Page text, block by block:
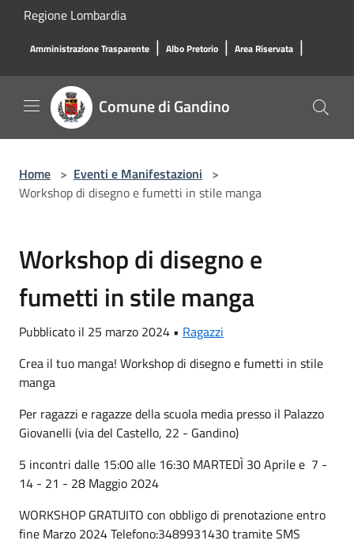
Salta al contenuto principale
Regione Lombardia
Amministrazione Trasparente | Albo Pretorio | Area Riservata |
Comune di Gandino
Home > Eventi e Manifestazioni >
Workshop di disegno e fumetti in stile manga
Workshop di disegno e
fumetti in stile manga
Pubblicato il 25 marzo 2024 • Ragazzi
Crea il tuo manga! Workshop di disegno e fumetti in stile
manga
Per ragazzi e ragazze della scuola media presso il Palazzo
Giovanelli (via del Castello, 22 - Gandino)
5 incontri dalle 15:00 alle 16:30 MARTEDÌ 30 Aprile e 7 -
14 - 21 - 28 Maggio 2024
WORKSHOP GRATUITO con obbligo di prenotazione entro
fine Marzo 2024 Telefono:3489931430 tramite SMS